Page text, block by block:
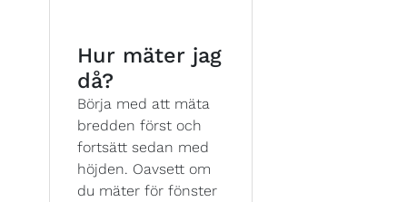
Hur mäter jag
då?
Börja med att mäta
bredden först och
fortsätt sedan med
höjden. Oavsett om
du mäter för fönster